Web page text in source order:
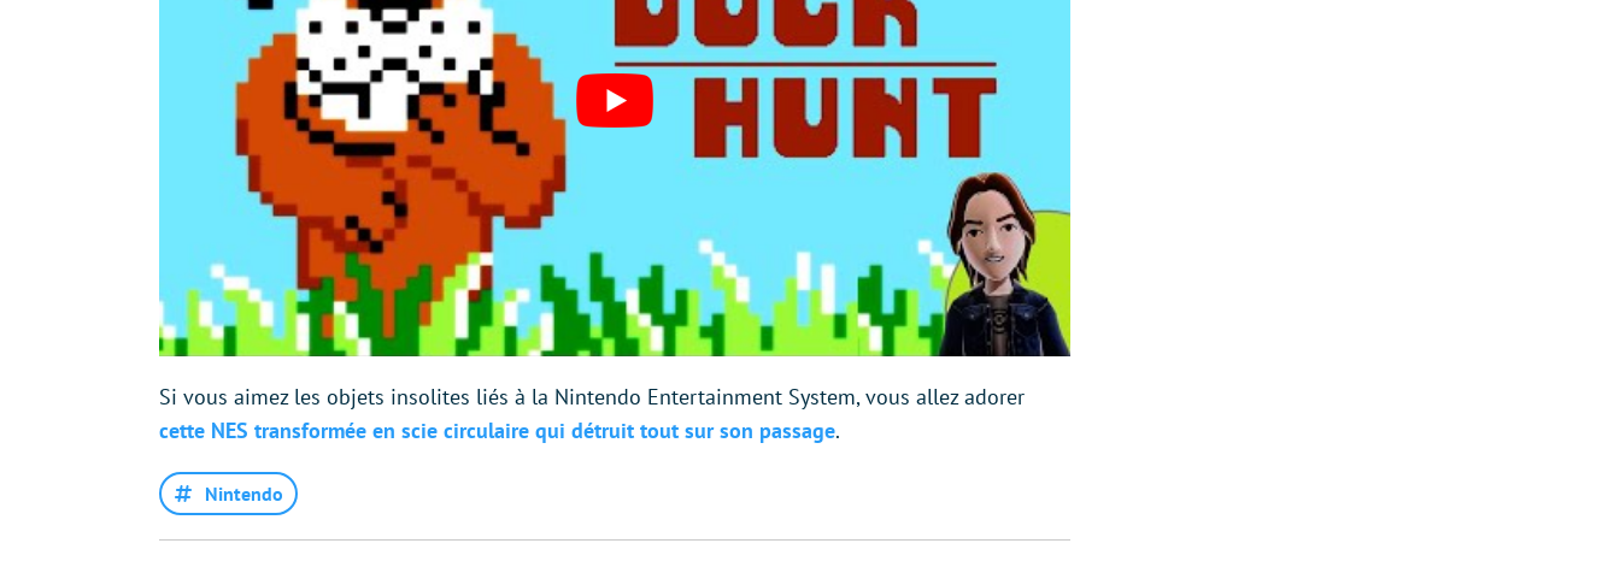
Si vous aimez les objets insolites liés à la Nintendo Entertainment System, vous allez adorer
cette NES transformée en scie circulaire qui détruit tout sur son passage.
Nintendo